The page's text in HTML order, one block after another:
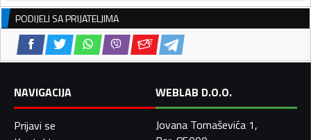
PODIJELI SA PRIJATELJIMA
NAVIGACIJA
Prijavi se
WEBLAB D.O.O.
Jovana Tomaševića 1,